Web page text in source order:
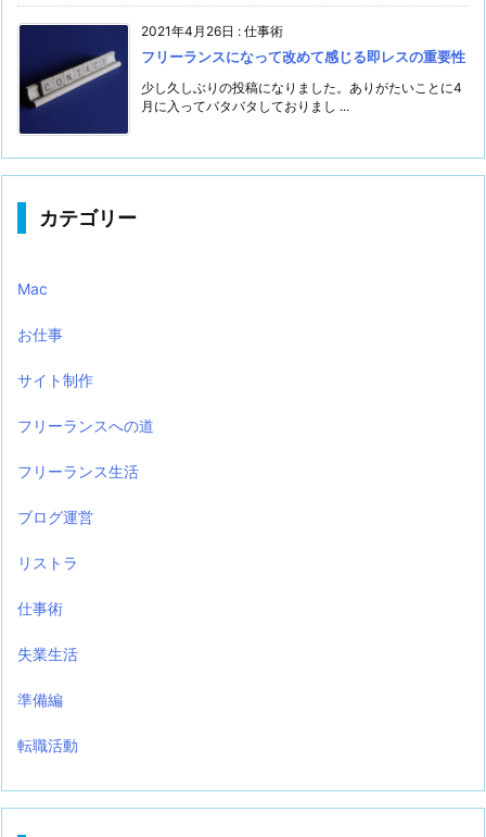
2021年4月26日 : 仕事術
フリーランスになって改めて感じる即レスの重要性
少し久しぶりの投稿になりました。ありがたいことに4
月に入ってバタバタしておりまし ...
カテゴリー
Mac
お仕事
サイト制作
フリーランスへの道
フリーランス生活
ブログ運営
リストラ
仕事術
失業生活
準備編
転職活動